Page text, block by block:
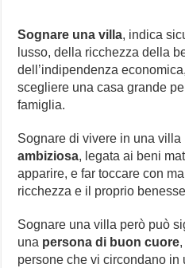
Sognare una villa, indica
lusso, della ricchezza della
dell’indipendenza
scegliere una casa grande
famiglia.
Sognare di vivere in una villa
ambiziosa, legata ai beni
apparire, e far toccare con
ricchezza e il proprio
Sognare una villa però può
una persona di buon cuore
persone che vi circondano in